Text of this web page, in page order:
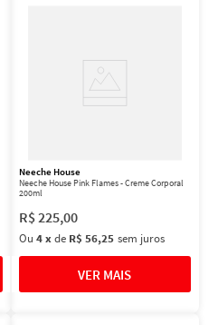
Neeche House
Neeche House Pink Flames - Creme Corporal
200ml
R$225,00
Ou 4 xde R$ 56,25 sem juros